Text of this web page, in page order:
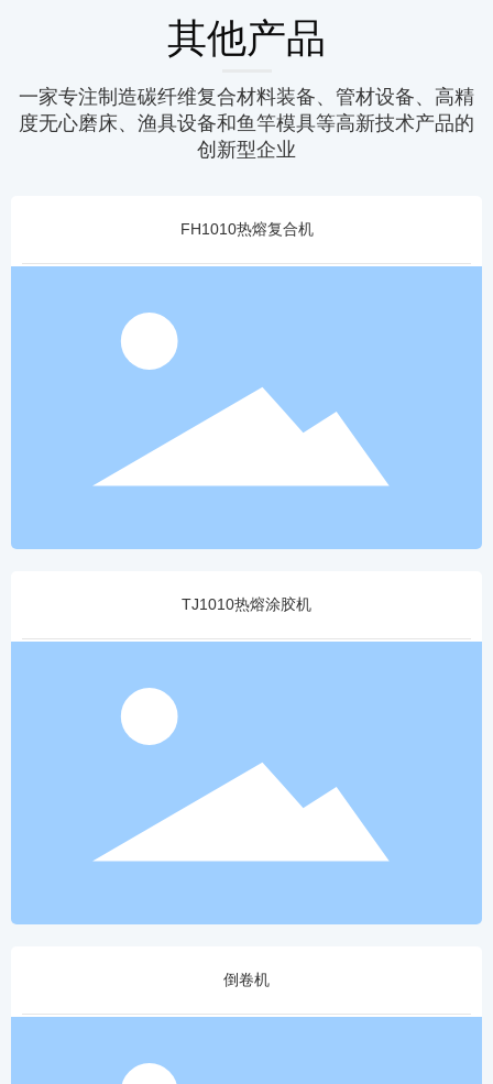
其他产品
一家专注制造碳纤维复合材料装备、管材设备、高精
度无心磨床、渔具设备和鱼竿模具等高新技术产品的
创新型企业
FH1010热熔复合机
TJ1010热熔涂胶机
倒卷机